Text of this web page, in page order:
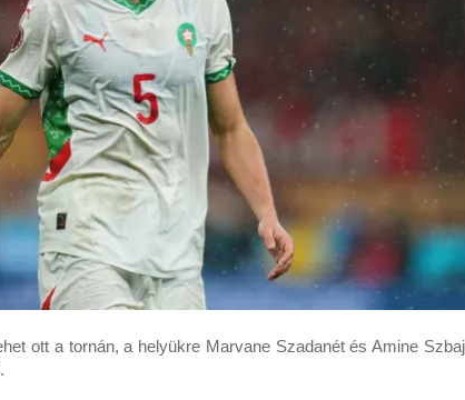
ott a tornán, a helyükre Marvane Szadanét és Amine